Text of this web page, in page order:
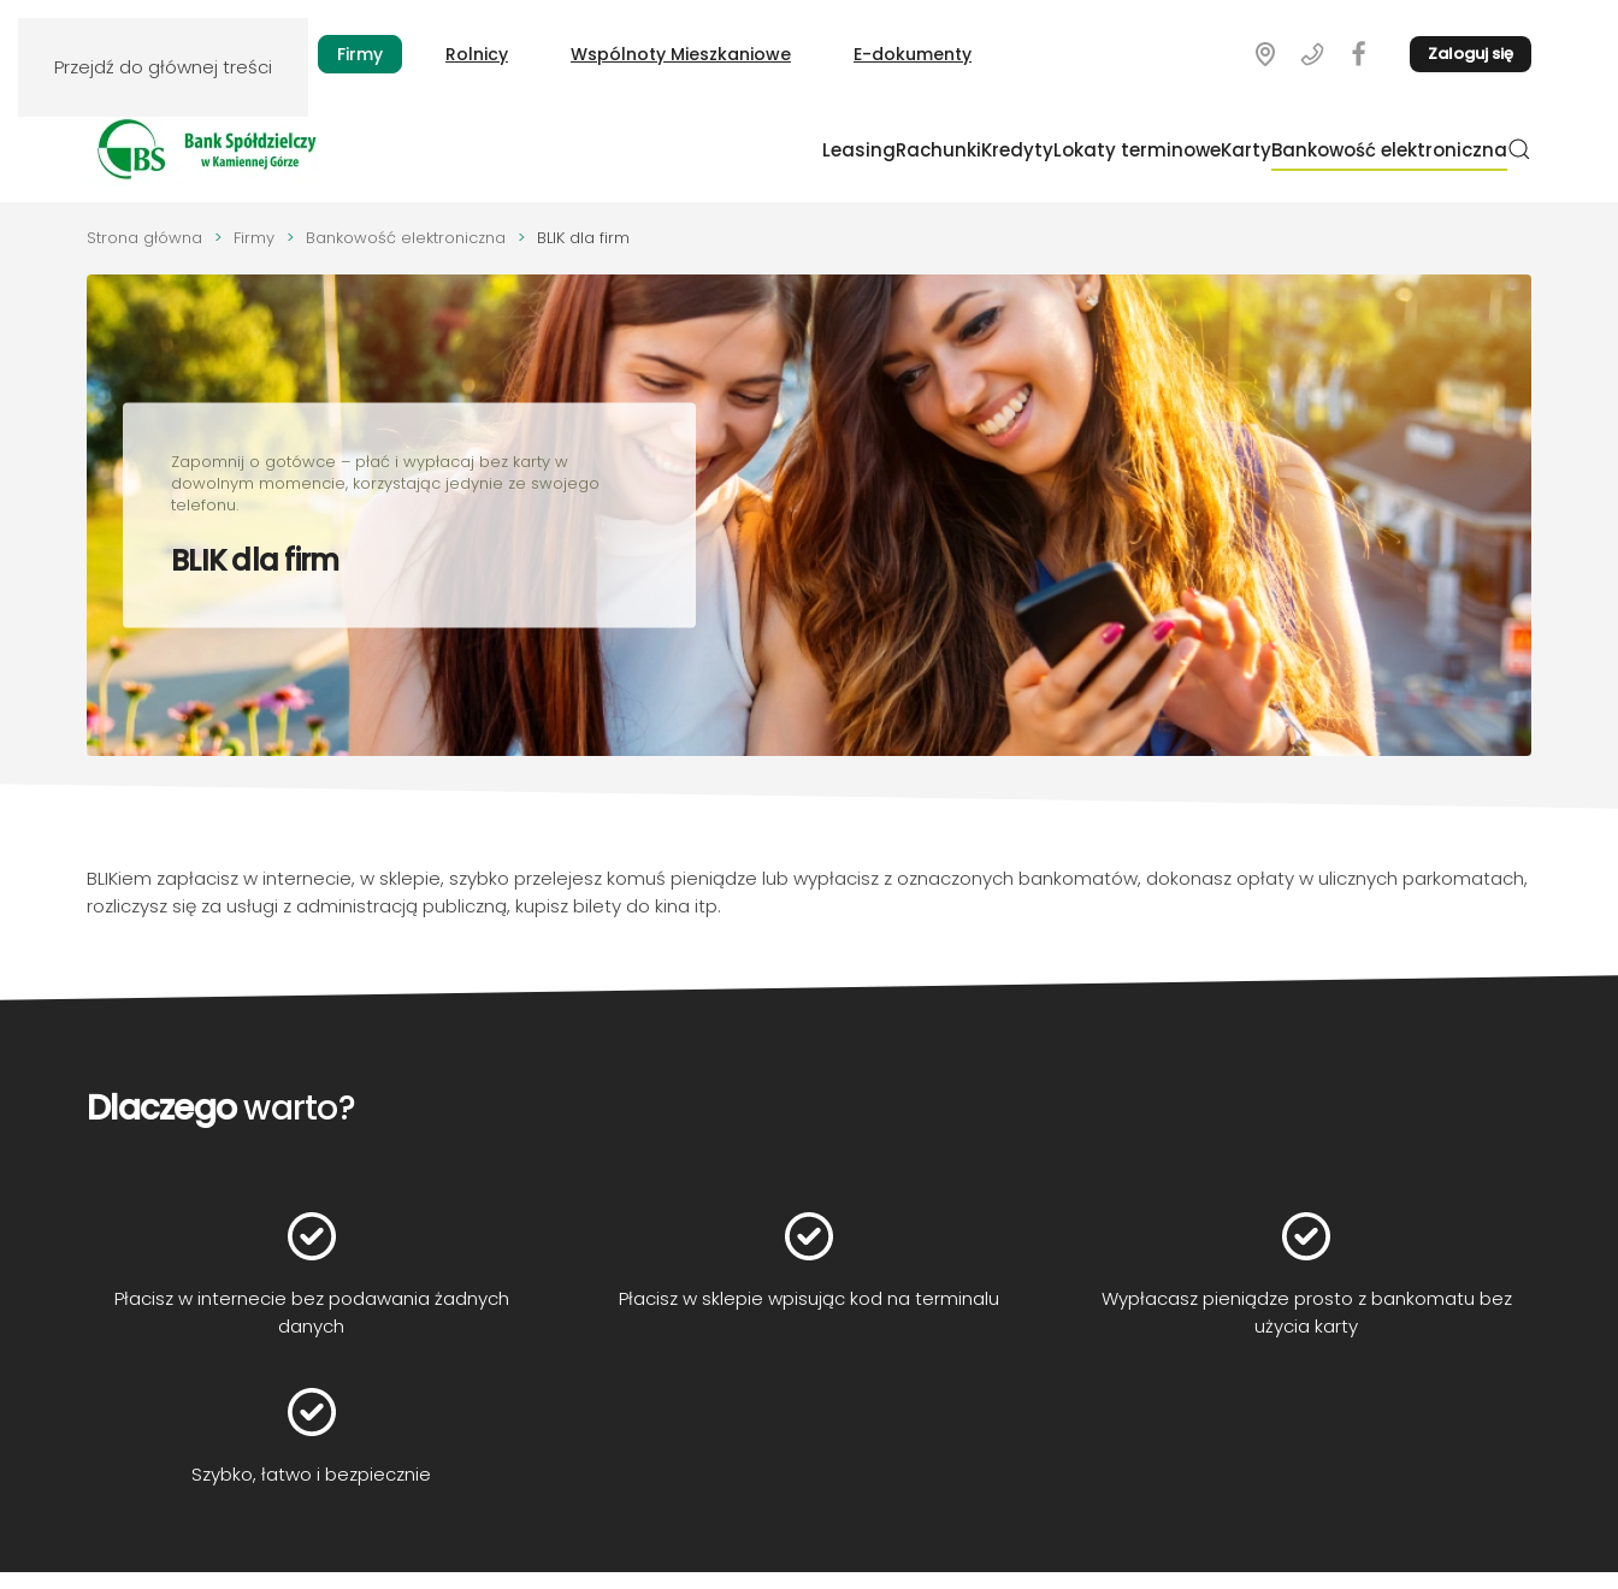
Przejdź do głównej treści
Klienci indywidualni Firmy Rolnicy Wspólnoty Mieszkaniowe E-dokumenty Zaloguj się
LeasingRachunkiKredytyLokaty terminoweKartyBankowość elektroniczna
Strona główna Firmy Bankowość elektroniczna BLIK dla firm
Zapomnij o gotówce – płać i wypłacaj bez karty w
dowolnym momencie, korzystając jedynie ze swojego
telefonu.
BLIK dla firm
BLIKiem zapłacisz w internecie, w sklepie, szybko przelejesz komuś pieniądze lub wypłacisz z oznaczonych bankomatów, dokonasz opłaty w ulicznych parkomatach,
rozliczysz się za usługi z administracją publiczną, kupisz bilety do kina itp.
Dlaczegowarto?
Płacisz w internecie bez podawania żadnych
danych
Płacisz w sklepie wpisując kod na terminalu
Wypłacasz pieniądze prosto z bankomatu bez
użycia karty
Szybko, łatwo i bezpiecznie